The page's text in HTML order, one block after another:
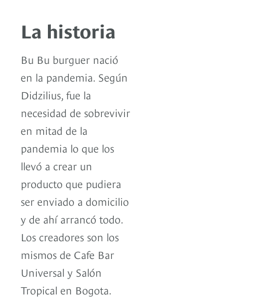
La historia
Bu Bu burguer nació
en la pandemia. Según
Didzilius, fue la
necesidad de sobrevivir
en mitad de la
pandemia lo que los
llevó a crear un
producto que pudiera
ser enviado a domicilio
y de ahí arrancó todo.
Los creadores son los
mismos de Cafe Bar
Universal y Salón
Tropical en Bogota.